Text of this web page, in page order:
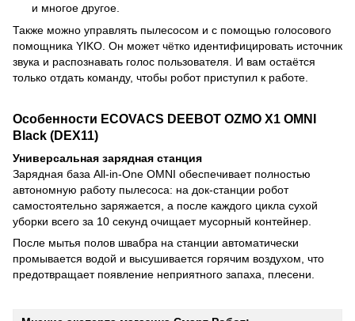
и многое другое.
Также можно управлять пылесосом и с помощью голосового
помощника YIKO. Он может чётко идентифицировать источник
звука и распознавать голос пользователя. И вам остаётся
только отдать команду, чтобы робот приступил к работе.
Особенности ECOVACS DEEBOT OZMO X1 OMNI
Black (DEX11)
Универсальная зарядная станция
Зарядная база All-in-One OMNI обеспечивает полностью
автономную работу пылесоса: на док-станции робот
самостоятельно заряжается, а после каждого цикла сухой
уборки всего за 10 секунд очищает мусорный контейнер.
После мытья полов швабра на станции автоматически
промывается водой и высушивается горячим воздухом, что
предотвращает появление неприятного запаха, плесени.